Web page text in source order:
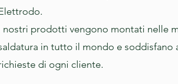
nostri prodotti vengono montati nelle
in tutto il mondo e soddisfano
di ogni cliente.